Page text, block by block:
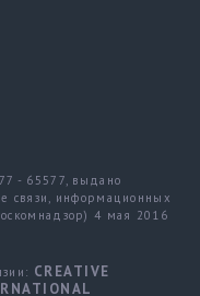
- 65577, выдано
связи, информационных
4 мая 2016
CREATIVE